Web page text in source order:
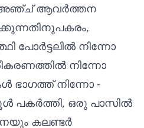
ആവർത്തന
പോർട്ടലിൽ നിന്നോ
നിന്നോ
ഭാഗത്ത് നിന്നോ -
പകർത്തി, ഒരു പാസിൽ
കലണ്ടർ